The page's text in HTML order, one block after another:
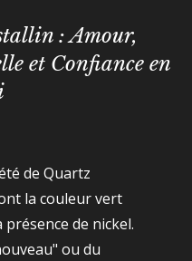
: Amour,
et Confiance en
de Quartz
la couleur vert
de nickel.
ou du